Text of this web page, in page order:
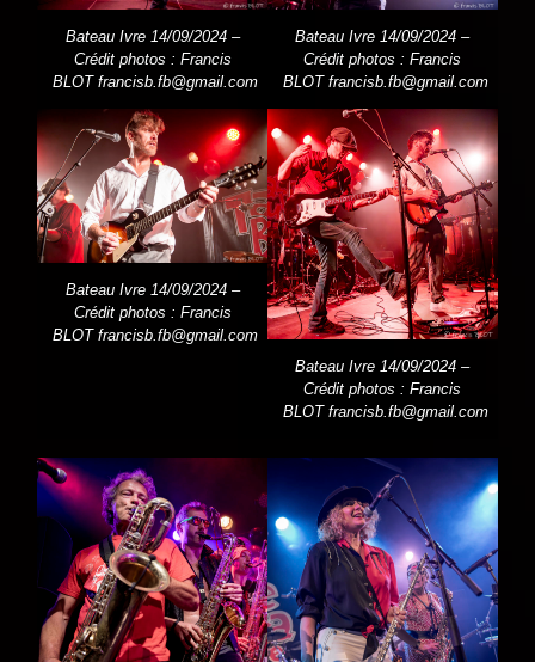
Bateau Ivre 14/09/2024 –
Crédit photos : Francis
BLOTfrancisb.fb@gmail.com
Bateau Ivre 14/09/2024 –
Crédit photos : Francis
BLOT francisb.fb@gmail.com
Bateau Ivre 14/09/2024 –
Crédit photos : Francis
BLOTfrancisb.fb@gmail.com
Bateau Ivre 14/09/2024 –
Crédit photos : Francis
BLOT francisb.fb@gmail.com